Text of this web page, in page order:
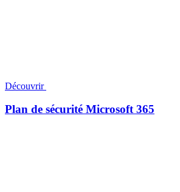
Découvrir
Plan de sécurité Microsoft 365